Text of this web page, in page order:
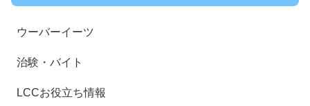
ウーバーイーツ
治験・バイト
LCCお役立ち情報